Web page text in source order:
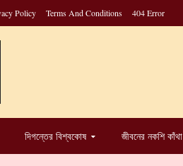
Policy Terms And Conditions 404 Error
দিগন্তের বিশ্বকোষ জীবনের নকশি কাঁথা